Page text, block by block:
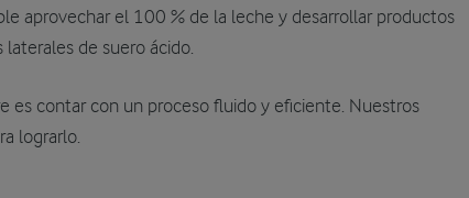
aprovechar el 100 % de la leche y desarrollar productos
de suero ácido.
es contar con un proceso fluido y eficiente. Nuestros
lograrlo.